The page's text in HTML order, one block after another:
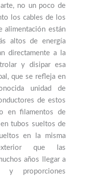
no un poco de
los cables de los
alimentación están
altos de energía
directamente a la
y disipar esa
que se refleja en
unidad de
de estos
en filamentos de
tubos sueltos de
en la misma
que las
años llegar a
y proporciones